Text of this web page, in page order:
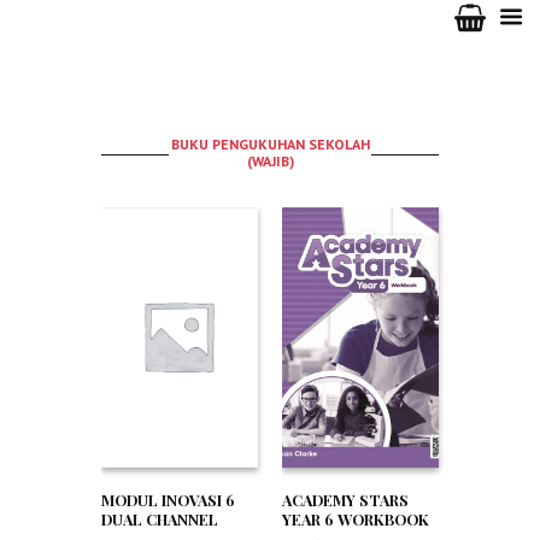
BUKU PENGUKUHAN SEKOLAH
(WAJIB)
MODUL INOVASI 6
DUAL CHANNEL
ACADEMY STARS
YEAR 6 WORKBOOK